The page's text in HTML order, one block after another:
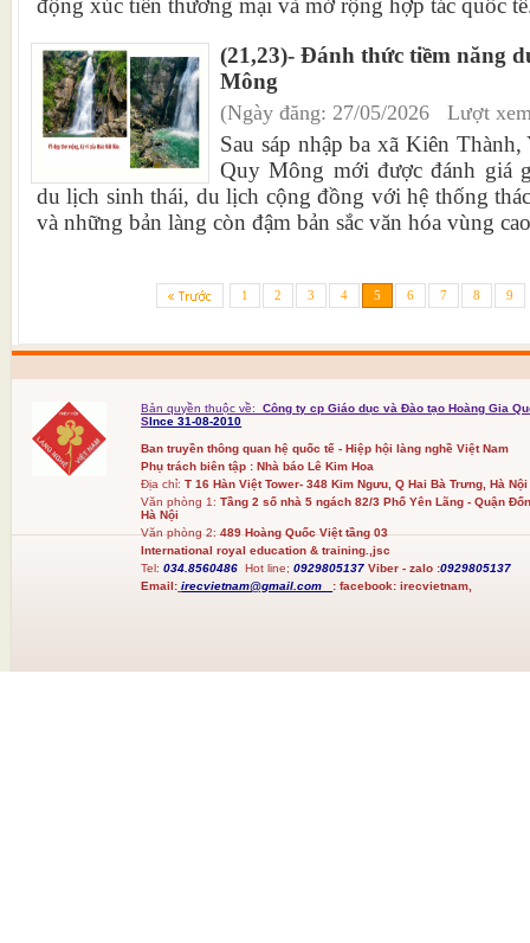
động xúc tiến thương mại và mở rộng hợp tác quốc
(21,23)- Đánh thức tiềm năng
Mông
(Ngày đăng: 27/05/2026 Lượt
Sau sáp nhập ba xã Kiên
Quy Mông mới được đánh giá
du lịch sinh thái, du lịch cộng đồng với hệ thống
và những bản làng còn đậm bản sắc văn hóa vùng
1 2 3 4 5 6 7 8 9
Bản quyền thuộc về:
Công ty cp Giáo dục và Đào tạo Hoàng Gia
SInce 31-08-2010
Ban truyền thông quan hệ quốc tế - Hiệp hội làng nghề Việt Nam
Phụ trách biên tập : Nhà báo Lê Kim Hoa
Địa chỉ: T 16 Hàn Việt Tower- 348 Kim Ngưu, Q Hai Bà Trưng, Hà Nội
Văn phòng 1:Tầng 2 số nhà 5 ngách 82/3 Phố Yên Lãng - Quận
Hà Nội
Văn phòng 2:489 Hoàng Quốc Việt tầng 03
International royal education & training.,jsc
Tel:034.8560486Hot line; 0929805137 Viber - zalo :0929805137
Email: irecvietnam@gmail.com :facebook: irecvietnam,